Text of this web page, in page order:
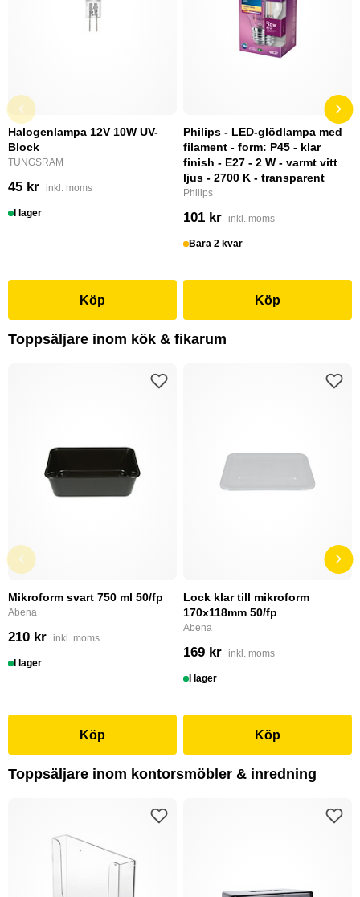
Halogenlampa 12V 10W UV-
Block
TUNGSRAM
45 kr inkl. moms
I lager
Köp
Philips - LED-glödlampa med
filament - form: P45 - klar
finish - E27 - 2 W - varmt vitt
ljus - 2700 K - transparent
Philips
101 kr inkl. moms
Bara 2 kvar
Köp
Toppsäljare inom kök & fikarum
Mikroform svart 750 ml 50/fp
Abena
210 kr inkl. moms
I lager
Köp
Lock klar till mikroform
170x118mm 50/fp
Abena
169 kr inkl. moms
I lager
Köp
Toppsäljare inom kontorsmöbler & inredning